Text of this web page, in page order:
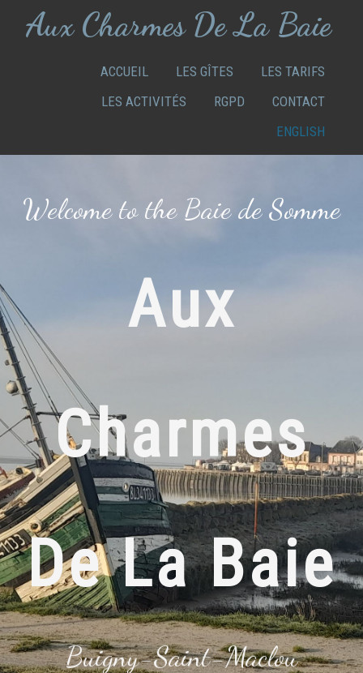
Aux Charmes De La Baie
ACCUEIL LES GÎTES
LES TARIFS
LES ACTIVITÉS
RGPD
CONTACT
ENGLISH
Welcome to the Baie de Somme
Aux
Charmes
De La Baie
Buigny-Saint-Maclou